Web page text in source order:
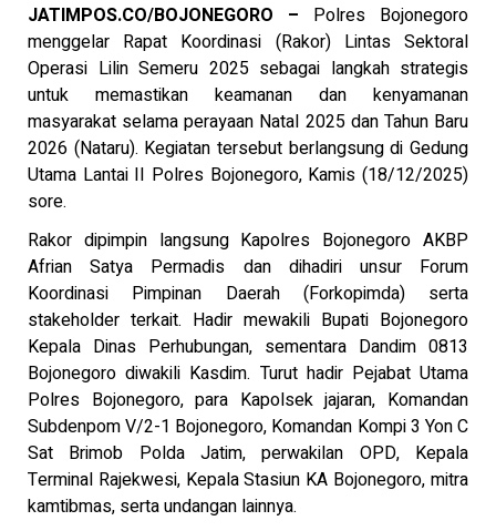
JATIMPOS.CO/BOJONEGORO – Polres Bojonegoro
menggelar Rapat Koordinasi (Rakor) Lintas Sektoral
Operasi Lilin Semeru 2025 sebagai langkah strategis
untuk memastikan keamanan dan kenyamanan
masyarakat selama perayaan Natal 2025 dan Tahun Baru
2026 (Nataru). Kegiatan tersebut berlangsung di Gedung
Utama Lantai II Polres Bojonegoro, Kamis (18/12/2025)
sore.
Rakor dipimpin langsung Kapolres Bojonegoro AKBP
Afrian Satya Permadis dan dihadiri unsur Forum
Koordinasi Pimpinan Daerah (Forkopimda) serta
stakeholder terkait. Hadir mewakili Bupati Bojonegoro
Kepala Dinas Perhubungan, sementara Dandim 0813
Bojonegoro diwakili Kasdim. Turut hadir Pejabat Utama
Polres Bojonegoro, para Kapolsek jajaran, Komandan
Subdenpom V/2-1 Bojonegoro, Komandan Kompi 3 Yon C
Sat Brimob Polda Jatim, perwakilan OPD, Kepala
Terminal Rajekwesi, Kepala Stasiun KA Bojonegoro, mitra
kamtibmas, serta undangan lainnya.